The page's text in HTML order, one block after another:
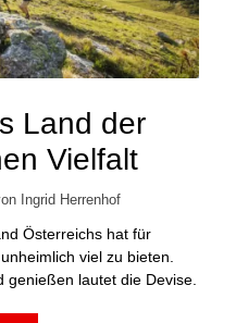
Land der
Vielfalt
Ingrid Herrenhof
Österreichs hat für
viel zu bieten.
lautet die Devise.